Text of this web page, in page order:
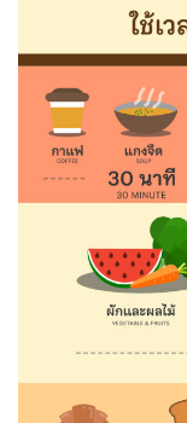
Sample Page
การจัดการความรู้ (KM)
ข้อมูลติดต่อและการ
ขั้นตอน/แนวทางกา
คณะกรรมการประจ
คลิปสาระเทคนิคสไตส์
คลิปเทคนิคการทำอ